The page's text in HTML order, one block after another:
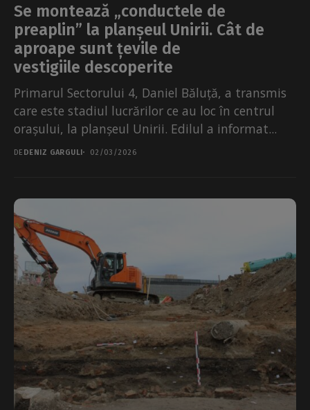
Se montează „conductele de
preaplin” la planșeul Unirii. Cât de
aproape sunt țevile de
vestigiile descoperite
Primarul Sectorului 4, Daniel Băluță, a transmis
care este stadiul lucrărilor ce au loc în centrul
orașului, la planșeul Unirii. Edilul a informat...
DE DENIZ GARGULI 02/03/2026